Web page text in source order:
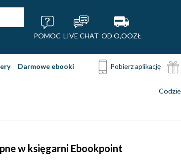
POMOC LIVE CHAT OD O,OOZŁ
Darmowe ebooki Pobierz aplikację
w księgarni Ebookpoint